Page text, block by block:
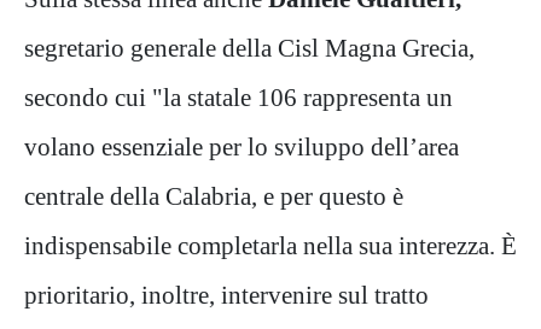
segretario generale della Cisl Magna Grecia,
secondo cui "la statale 106 rappresenta un
volano essenziale per lo sviluppo dell’area
centrale della Calabria, e per questo è
indispensabile completarla nella sua interezza. È
prioritario, inoltre, intervenire sul tratto